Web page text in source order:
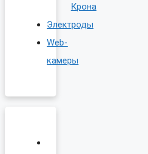
Крона
Электроды
Web-
камеры